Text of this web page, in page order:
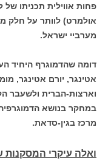
פחות אווילית תכניתו
אולמרט) לוותר על חלק
מערביי ישראל.
דומה שהדמוגרף היחיד
אטינגר, יורם אטינגר,
וארצות-הברית ולשעבר
במחקר בנושא
מרכז בגין-סדאת.
ואלה עיקרי